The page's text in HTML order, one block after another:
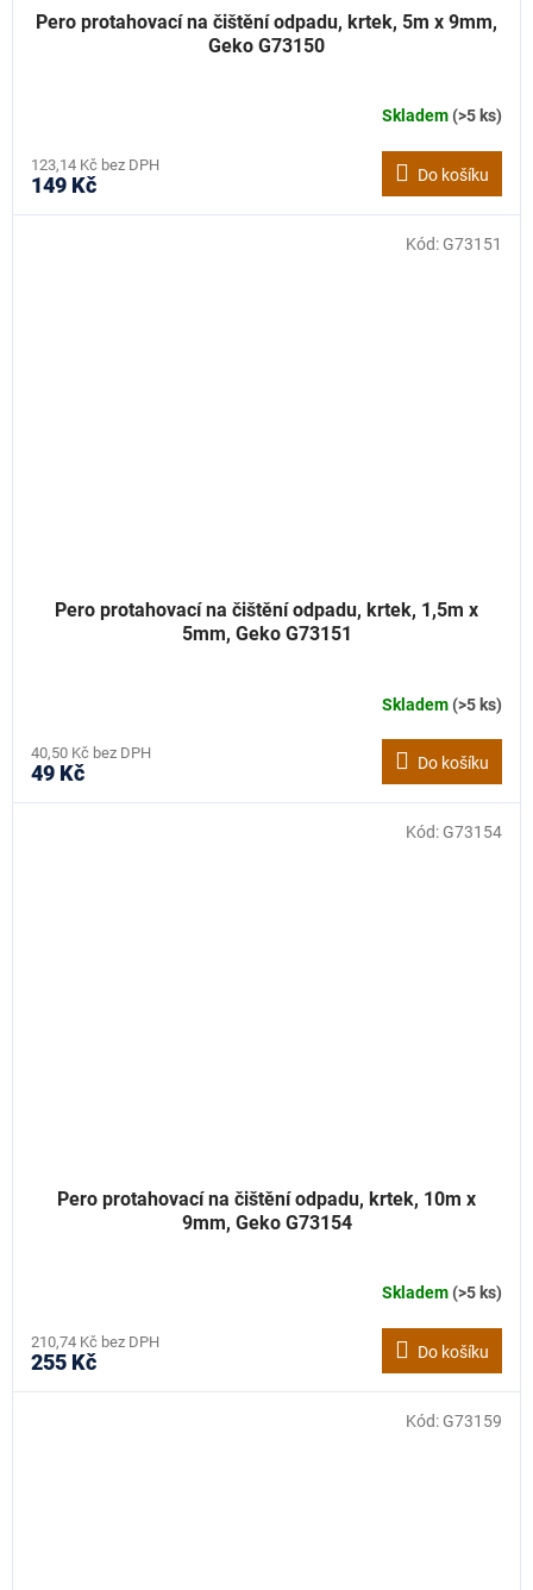
Pero protahovací na čištění odpadu, krtek, 5m x 9mm,
Geko G73150
Skladem(>5 ks)
123,14 Kč bez DPH
149 Kč Do košíku
Pero protahovací na čištění odpadu, krtek, 1,5m x
5mm, Geko G73151
Skladem(>5 ks)
40,50 Kč bez DPH
49 Kč Do košíku
Kód: G73151
Pero protahovací na čištění odpadu, krtek, 10m x
9mm, Geko G73154
Skladem(>5 ks)
210,74 Kč bez DPH
255 Kč Do košíku
Kód: G73154
Kód: G73159